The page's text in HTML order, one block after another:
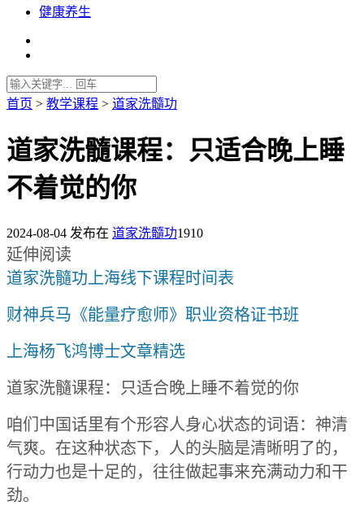
健康养生
首页 > 教学课程 > 道家洗髓功
道家洗髓课程：只适合晚上睡
不着觉的你
2024-08-04 发布在 道家洗髓功1910
延伸阅读
道家洗髓功上海线下课程时间表
财神兵马《能量疗愈师》职业资格证书班
上海杨飞鸿博士文章精选
道家洗髓课程：只适合晚上睡不着觉的你
咱们中国话里有个形容人身心状态的词语：神清
气爽。在这种状态下，人的头脑是清晰明了的，
行动力也是十足的，往往做起事来充满动力和干
劲。